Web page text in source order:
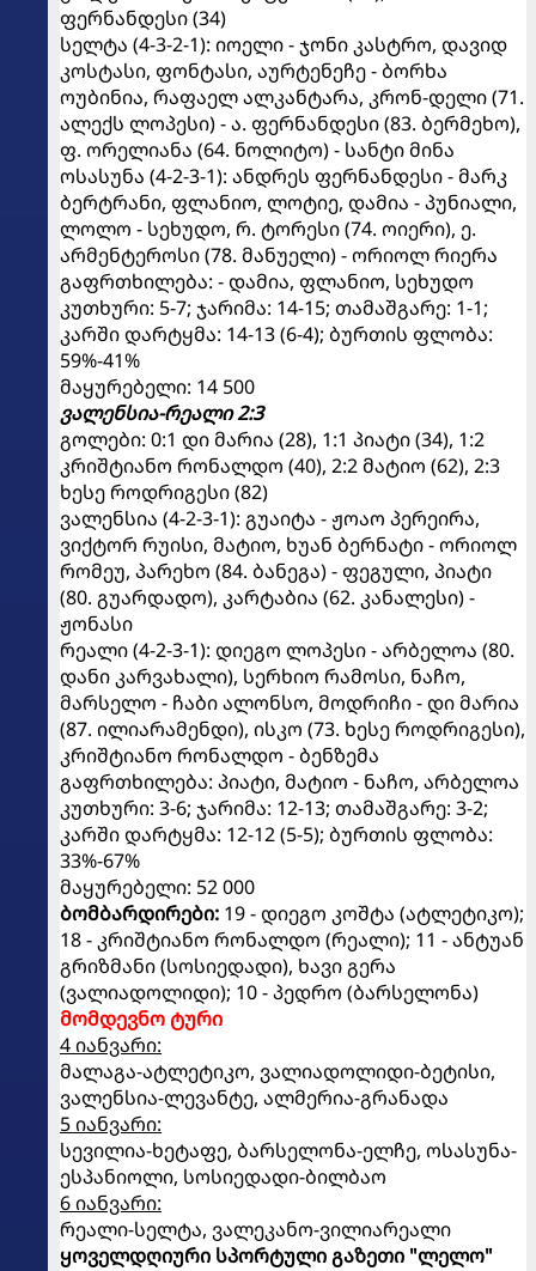
ფერნანდესი (34)
სელტა (4-3-2-1): იოელი - ჯონი კასტრო, დავიდ
კოსტასი, ფონტასი, აურტენეჩე - ბორხა
ოუბინია, რაფაელ ალკანტარა, კრონ-დელი (71.
ალექს ლოპესი) - ა. ფერნანდესი (83. ბერმეხო),
ფ. ორელიანა (64. ნოლიტო) - სანტი მინა
ოსასუნა (4-2-3-1): ანდრეს ფერნანდესი - მარკ
ბერტრანი, ფლანიო, ლოტიე, დამია - პუნიალი,
ლოლო - სეხუდო, რ. ტორესი (74. ოიერი), ე.
არმენტეროსი (78. მანუელი) - ორიოლ რიერა
გაფრთხილება: - დამია, ფლანიო, სეხუდო
კუთხური: 5-7; ჯარიმა: 14-15; თამაშგარე: 1-1;
კარში დარტყმა: 14-13 (6-4); ბურთის ფლობა:
59%-41%
მაყურებელი: 14 500
ვალენსია-რეალი 2:3
გოლები: 0:1 დი მარია (28), 1:1 პიატი (34), 1:2
კრიშტიანო რონალდო (40), 2:2 მატიო (62), 2:3
ხესე როდრიგესი (82)
ვალენსია (4-2-3-1): გუაიტა - ჟოაო პერეირა,
ვიქტორ რუისი, მატიო, ხუან ბერნატი - ორიოლ
რომეუ, პარეხო (84. ბანეგა) - ფეგული, პიატი
(80. გუარდადო), კარტაბია (62. კანალესი) -
ჟონასი
რეალი (4-2-3-1): დიეგო ლოპესი - არბელოა (80.
დანი კარვახალი), სერხიო რამოსი, ნაჩო,
მარსელო - ჩაბი ალონსო, მოდრიჩი - დი მარია
(87. ილიარამენდი), ისკო (73. ხესე როდრიგესი),
კრიშტიანო რონალდო - ბენზემა
გაფრთხილება: პიატი, მატიო - ნაჩო, არბელოა
კუთხური: 3-6; ჯარიმა: 12-13; თამაშგარე: 3-2;
კარში დარტყმა: 12-12 (5-5); ბურთის ფლობა:
33%-67%
მაყურებელი: 52 000
ბომბარდირები: 19 - დიეგო კოშტა (ატლეტიკო);
18 - კრიშტიანო რონალდო (რეალი); 11 - ანტუან
გრიზმანი (სოსიედადი), ხავი გერა
(ვალიადოლიდი); 10 - პედრო (ბარსელონა)
მომდევნო ტური
4 იანვარი:
მალაგა-ატლეტიკო, ვალიადოლიდი-ბეტისი,
ვალენსია-ლევანტე, ალმერია-გრანადა
5 იანვარი:
სევილია-ხეტაფე, ბარსელონა-ელჩე, ოსასუნა-
ესპანიოლი, სოსიედადი-ბილბაო
6 იანვარი:
რეალი-სელტა, ვალეკანო-ვილიარეალი
ყოველდღიური სპორტული გაზეთი "ლელო"